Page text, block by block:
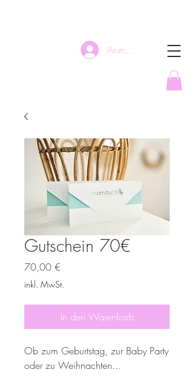
Anmelden
Gutschein 70€
70,00 €
inkl. MwSt.
In den Warenkorb
Ob zum Geburtstag, zur Baby Party
oder zu Weihnachten...